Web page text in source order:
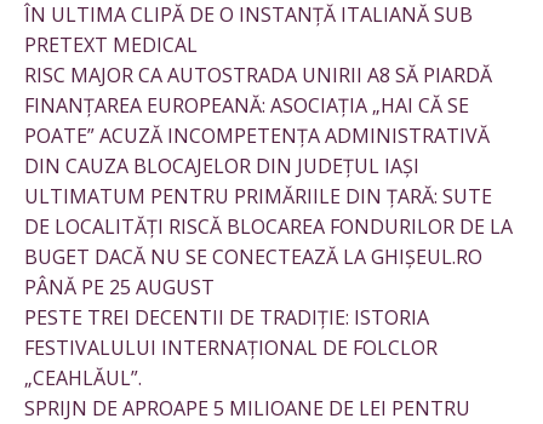
ÎN ULTIMA CLIPĂ DE O INSTANȚĂ ITALIANĂ SUB
PRETEXT MEDICAL
RISC MAJOR CA AUTOSTRADA UNIRII A8 SĂ PIARDĂ
FINANȚAREA EUROPEANĂ: ASOCIAȚIA „HAI CĂ SE
POATE” ACUZĂ INCOMPETENȚA ADMINISTRATIVĂ
DIN CAUZA BLOCAJELOR DIN JUDEȚUL IAȘI
ULTIMATUM PENTRU PRIMĂRIILE DIN ȚARĂ: SUTE
DE LOCALITĂȚI RISCĂ BLOCAREA FONDURILOR DE LA
BUGET DACĂ NU SE CONECTEAZĂ LA GHIȘEUL.RO
PÂNĂ PE 25 AUGUST
PESTE TREI DECENTII DE TRADIȚIE: ISTORIA
FESTIVALULUI INTERNAȚIONAL DE FOLCLOR
„CEAHLĂUL”.
SPRIJN DE APROAPE 5 MILIOANE DE LEI PENTRU